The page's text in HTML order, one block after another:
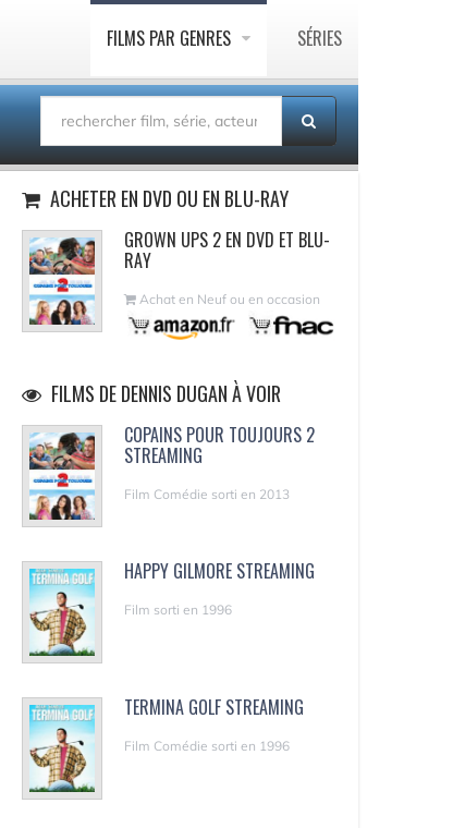
FILMS PAR GENRES SÉRIES
ACHETER EN DVD OU EN BLU-RAY
GROWN UPS 2 EN DVD ET BLU-
RAY
Achat en Neuf ou en occasion
FILMS DE DENNIS DUGAN À VOIR
COPAINS POUR TOUJOURS 2
STREAMING
Film Comédie sorti en 2013
HAPPY GILMORE STREAMING
Film sorti en 1996
TERMINA GOLF STREAMING
Film Comédie sorti en 1996